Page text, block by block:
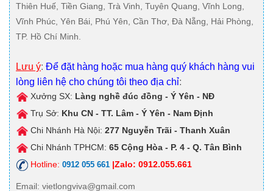
Thiên Huế, Tiền Giang, Trà Vinh, Tuyên Quang, Vĩnh Long,
Vĩnh Phúc, Yên Bái, Phú Yên, Cần Thơ, Đà Nẵng, Hải Phòng,
TP. Hồ Chí Minh.
Lưu ý: Để đặt hàng hoặc mua hàng quý khách hàng vui
lòng liên hệ cho chúng tôi theo địa chỉ:
Xưởng SX: Làng nghề đúc đồng - Ý Yên - NĐ
Trụ Sở: Khu CN - TT. Lâm - Ý Yên - Nam Định
Chi Nhánh Hà Nội: 277 Nguyễn Trãi - Thanh Xuân
Chi Nhánh TPHCM: 65 Cộng Hòa - P. 4 - Q. Tân Bình
Hotline: 0912 055 661 |Zalo: 0912.055.661
Email: vietlongviva@gmail.com